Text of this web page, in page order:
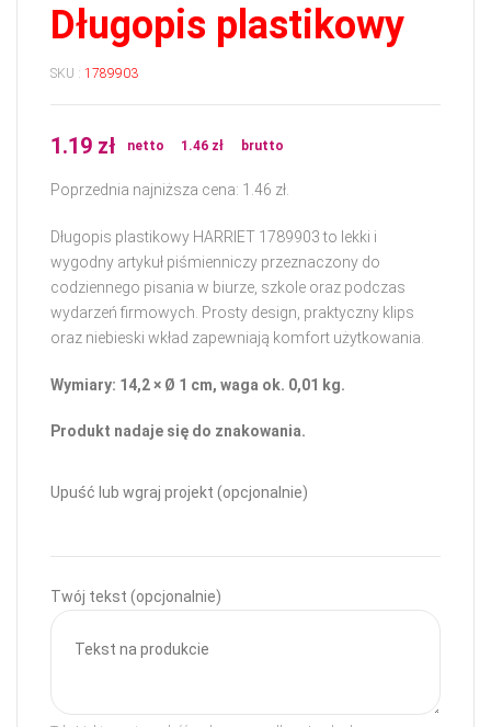
Długopis plastikowy
SKU : 1789903
1.19 zł netto 1.46 zł brutto
Poprzednia najniższa cena: 1.46 zł
Długopis plastikowy HARRIET 1789903 to lekki i
wygodny artykuł piśmienniczy przeznaczony do
codziennego pisania w biurze, szkole oraz podczas
wydarzeń firmowych. Prosty design, praktyczny klips
oraz niebieski wkład zapewniają komfort użytkowania.
Wymiary: 14,2 × Ø 1 cm, waga ok. 0,01 kg.
Produkt nadaje się do znakowania.
Upuść lub wgraj projekt (opcjonalnie)
Twój tekst (opcjonalnie)